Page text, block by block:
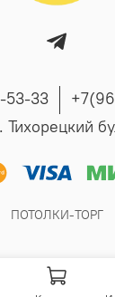
53-33
Тихорецкий
ПОТОЛКИ-ТОРГ